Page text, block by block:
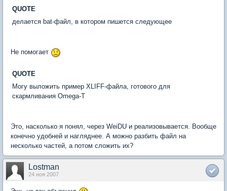
QUOTE
делается bat-файл, в котором пишется следующее
Не помогает
QUOTE
Могу выложить пример XLIFF-файла, готового для
скармливания Omega-T
Это, насколько я понял, через WeiDU и реализовывается. Вообще
конечно удобней и нагляднее. А можно разбить файл на
несколько частей, а потом сложить их?
Lostman
24 ноя 2007